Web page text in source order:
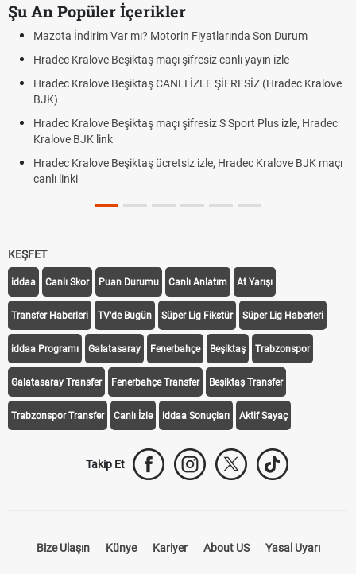
Şu An Popüler İçerikler
Mazota İndirim Var mı? Motorin Fiyatlarında Son Durum
Hradec Kralove Beşiktaş maçı şifresiz canlı yayın izle
Hradec Kralove Beşiktaş CANLI İZLE ŞİFRESİZ (Hradec Kralove
BJK)
Hradec Kralove Beşiktaş maçı şifresiz S Sport Plus izle, Hradec
Kralove BJK link
Hradec Kralove Beşiktaş ücretsiz izle, Hradec Kralove BJK maçı
canlı linki
KEŞFET
iddaa Canlı Skor Puan Durumu Canlı Anlatım At Yarışı
Transfer Haberleri TV'de Bugün Süper Lig Fikstür Süper Lig Haberleri
iddaa Programı Galatasaray Fenerbahçe Beşiktaş Trabzonspor
Galatasaray Transfer Fenerbahçe Transfer Beşiktaş Transfer
Trabzonspor Transfer Canlı İzle iddaa Sonuçları Aktif Sayaç
Takip Et
Bize Ulaşın Künye Kariyer About US Yasal Uyarı